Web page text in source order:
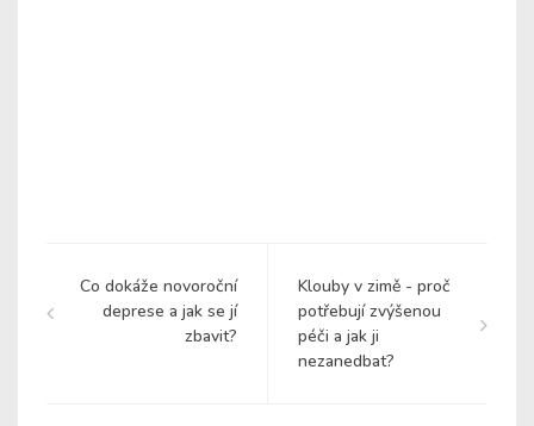
Co dokáže novoroční
deprese a jak se jí
zbavit?
Klouby v zimě - proč
potřebují zvýšenou
péči a jak ji
nezanedbat?